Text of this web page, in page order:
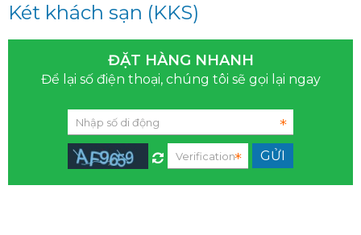
Két khách sạn (KKS)
ĐẶT HÀNG NHANH
Để lại số điện thoại, chúng tôi sẽ gọi lại ngay